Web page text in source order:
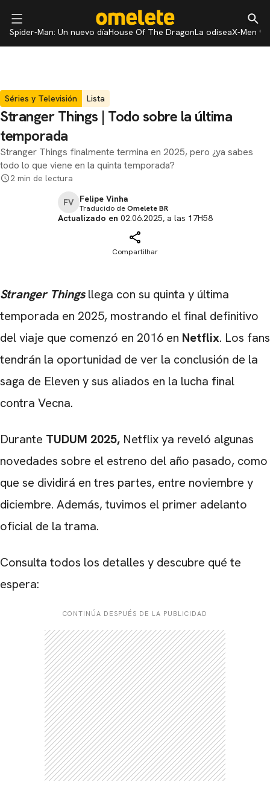
Spider-Man: Un nuevo díaHouse Of The DragonLa odiseaX-Men 97
Séries y Televisión Lista
Stranger Things | Todo sobre la última
temporada
Stranger Things finalmente termina en 2025, pero ¿ya sabes
todo lo que viene en la quinta temporada?
2 min de lectura
FV Felipe Vinha
Traducido deOmelete BR
Actualizado en 02.06.2025, a las 17H58
Compartilhar
Stranger Thingsllega con su quinta y última
temporada en 2025, mostrando el final definitivo
del viaje que comenzó en 2016 en Netflix. Los fans
tendrán la oportunidad de ver la conclusión de la
saga de Eleven y sus aliados en la lucha final
contra Vecna.
Durante TUDUM 2025, Netflix ya reveló algunas
novedades sobre el estreno del año pasado, como
que se dividirá en tres partes, entre noviembre y
diciembre. Además, tuvimos el primer adelanto
oficial de la trama.
Consulta todos los detalles y descubre qué te
espera:
CONTINÚA DESPUÉS DE LA PUBLICIDAD